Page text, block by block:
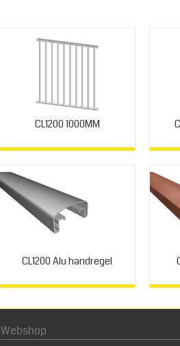
CL1200 1000MM
CL1200 Alu handregel
Webshop